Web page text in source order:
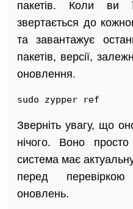
пакетів. Коли ви
звертається до
та завантажує
пакетів, версії,
оновлення.
sudo zypper ref
Зверніть увагу, що
нічого. Воно
система має
перед
оновлень.